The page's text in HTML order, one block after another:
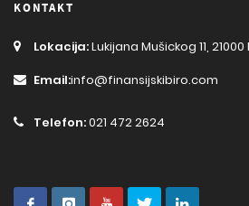
KONTAKT
Lokacija:Lukijana Mušickog 11,
Email:info@finansijskibiro.com
Telefon:021 472 2624